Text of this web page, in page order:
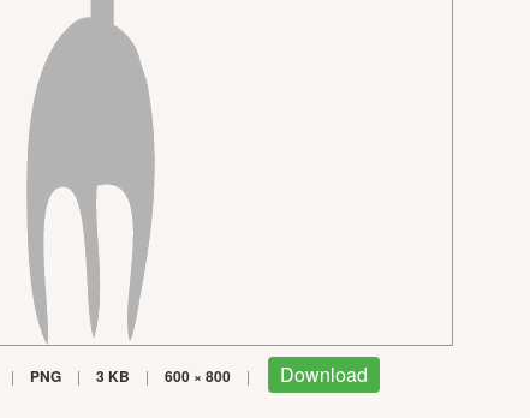
| PNG | 3 KB | 600 × 800 | Download